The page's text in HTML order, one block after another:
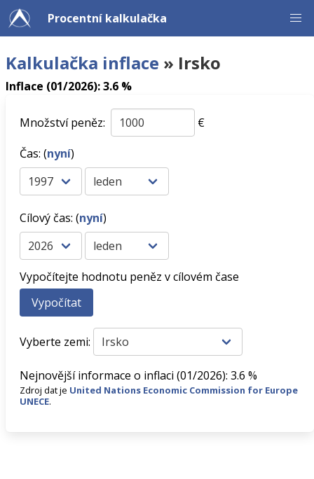
Procentní kalkulačka
Kalkulačka inflace » Irsko
Inflace (01/2026): 3.6 %
Množství peněz:
€
Čas: (nyní)
Cílový čas: (nyní)
Vypočítejte hodnotu peněz v cílovém čase
Vyberte zemi:
Nejnovější informace o inflaci (01/2026): 3.6 %
Zdroj dat je United Nations Economic Commission for Europe
UNECE.